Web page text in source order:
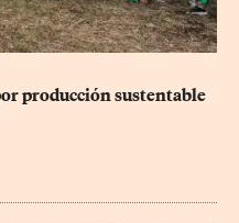
producción sustentable